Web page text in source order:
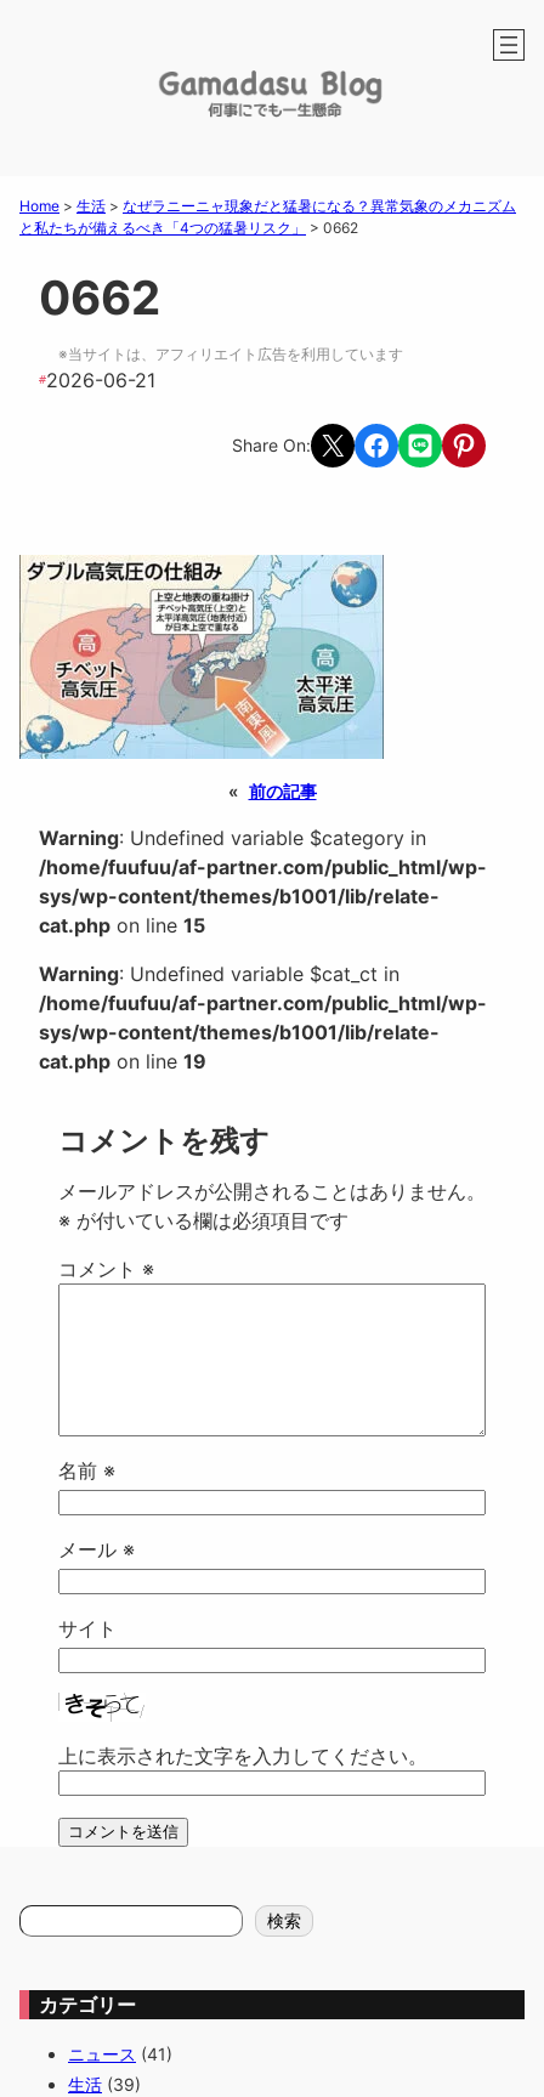
Home > 生活 > なぜラニーニャ現象だと猛暑になる？異常気象のメカニズム
と私たちが備えるべき「4つの猛暑リスク」
> 0662
0662
※当サイトは、アフィリエイト広告を利用しています
#2026-06-21
Share On: Share on X Share on Facebook
Share on LINEShare on
« 前の記事
Warning: Undefined variable $category in
/home/fuufuu/af-partner.com/public_html/wp-
sys/wp-content/themes/b1001/lib/relate-
cat.php on line 15
Warning: Undefined variable $cat_ct in
/home/fuufuu/af-partner.com/public_html/wp-
sys/wp-content/themes/b1001/lib/relate-
cat.php on line 19
コメントを残す
メールアドレスが公開されることはありません。
※ が付いている欄は必須項目です
コメント ※
名前 ※
メール ※
サイト
上に表示された文字を入力してください。
検
索
検索
カテゴリー
ニュース (41)
生活 (39)